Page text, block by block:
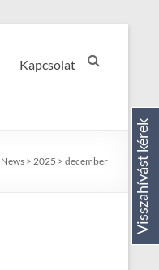
Kapcsolat
News > 2025 > december Visszahívást kérek